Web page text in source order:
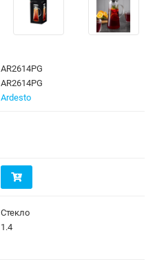
AR2614PG
AR2614PG
Ardesto
Стекло
1.4